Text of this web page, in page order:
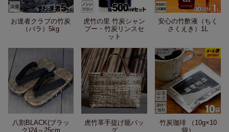
お達者クラブの竹炭
（バラ）5kg
虎竹の里 竹炭シャン
プー・竹炭リンスセ
ット
安心の竹酢液（ちく
さくえき）1L
八割BLACK(ブラッ
ク)24～25cm
虎竹革手提げ籠バッ
グ
竹炭珈琲 （10g×10
袋）